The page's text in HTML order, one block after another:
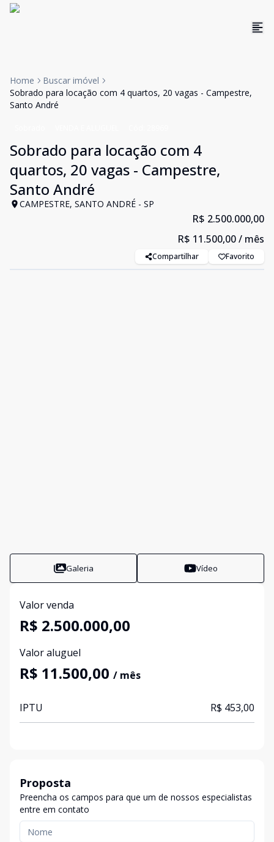
Home
Buscar imóvel
Sobrado para locação com 4 quartos, 20 vagas - Campestre,
Santo André
Sobrado para locação com 4
quartos, 20 vagas - Campestre,
Santo André
CAMPESTRE, SANTO ANDRÉ - SP
R$ 2.500.000,00
R$ 11.500,00/ mês
Compartilhar Favorito
Galeria Vídeo
Valor venda
R$ 2.500.000,00
Valor aluguel
R$ 11.500,00 / mês
IPTU R$ 453,00
Proposta
Preencha os campos para que um de nossos especialistas
entre em contato